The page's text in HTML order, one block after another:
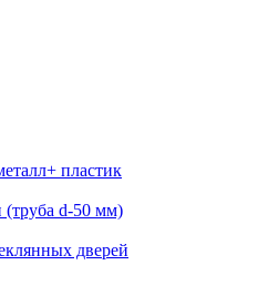
пластик
(труба d-50 мм)
дверей